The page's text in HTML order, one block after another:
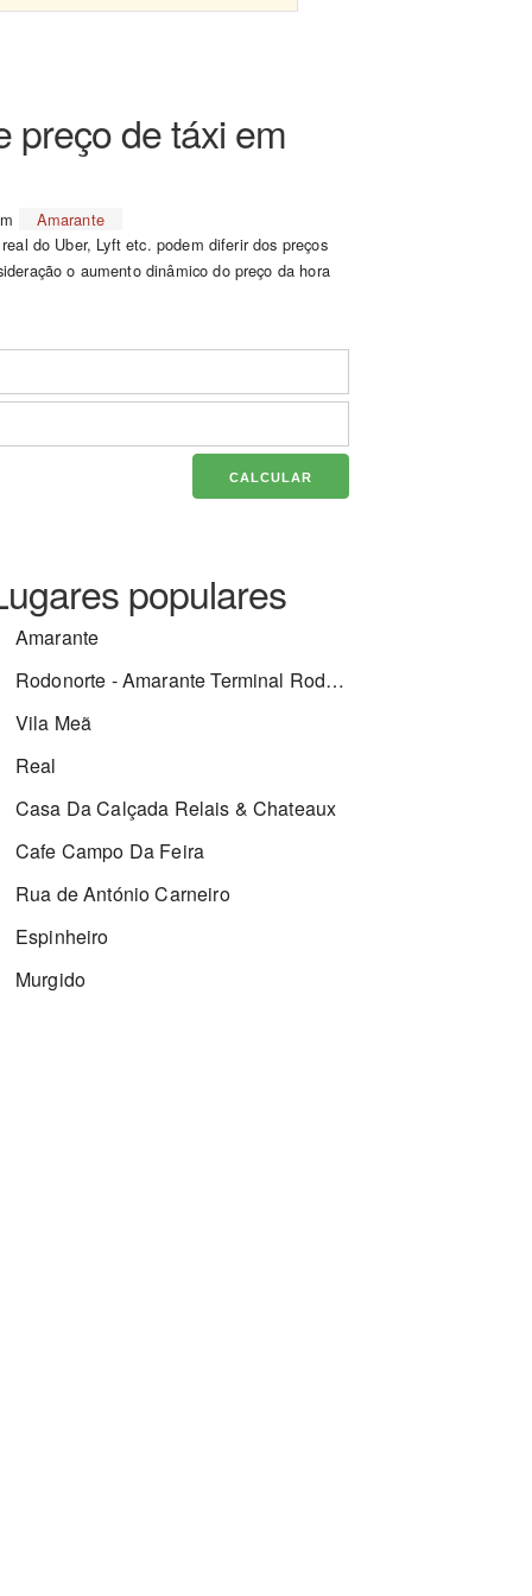
preço de táxi em
Amarante
do Uber, Lyft etc. podem diferir dos preços
o aumento dinâmico do preço da hora
populares
Amarante
Rodonorte - Amarante Terminal Rodoviário
Vila Meã
Real
Casa Da Calçada Relais & Chateaux
Cafe Campo Da Feira
Rua de António Carneiro
Espinheiro
Murgido